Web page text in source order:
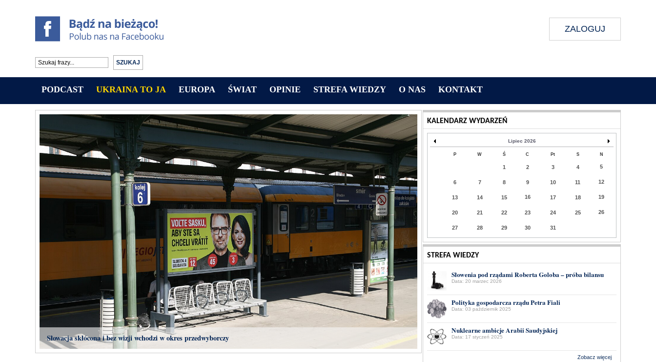
ZALOGUJ
PODCAST UKRAINA TO JA EUROPA ŚWIAT OPINIE STREFA WIEDZY O NAS KONTAKT
Słowacja skłócona i bez wizji wchodzi w okres przedwyborczy
KALENDARZ WYDARZEŃ
Lipiec 2026
P W Ś C Pt S N
1 2 3 4 5
6 7 8 9 10 11 12
13 14 15 16 17 18 19
20 21 22 23 24 25 26
27 28 29 30 31
STREFA WIEDZY
Słowenia pod rządami Roberta Goloba – próba bilansu
Data: 20 marzec 2026
Polityka gospodarcza rządu Petra Fiali
Data: 03 październik 2025
Nuklearne ambicje Arabii Saudyjskiej
Data: 17 styczeń 2025
Zobacz więcej
Wykonanie:Delta Interactive